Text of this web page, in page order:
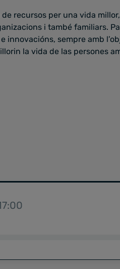
recursos per una vida
i també familiars.
innovacións, sempre amb
la vida de las persones